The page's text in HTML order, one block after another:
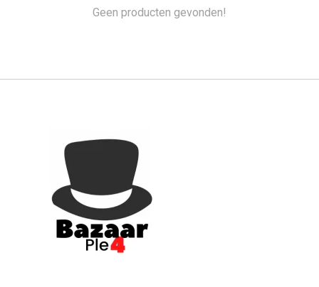
Geen producten gevonden!